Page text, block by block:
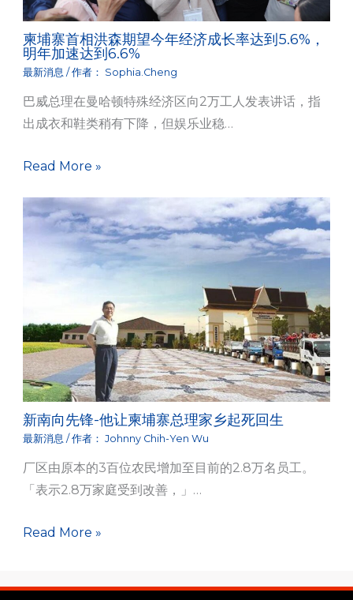
柬埔寨首相洪森期望今年经济成长率达到5.6%，
明年加速达到6.6%
最新消息 / 作者： Sophia.Cheng
巴威总理在曼哈顿特殊经济区向2万工人发表讲话，指
出成衣和鞋类稍有下降，但娱乐业稳…
Read More »
新南向先锋-他让柬埔寨总理家乡起死回生
最新消息 / 作者： Johnny Chih-Yen Wu
厂区由原本的3百位农民增加至目前的2.8万名员工。
「表示2.8万家庭受到改善，」…
Read More »